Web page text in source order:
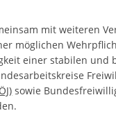
mit weiteren
möglichen
einer stabilen und
sowie